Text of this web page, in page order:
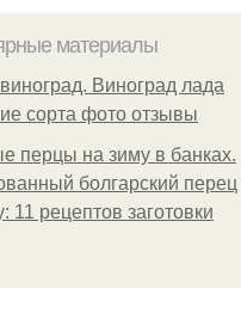
материалы
Виноград лада
сорта фото отзывы
перцы на зиму в банках.
болгарский перец
11 рецептов заготовки